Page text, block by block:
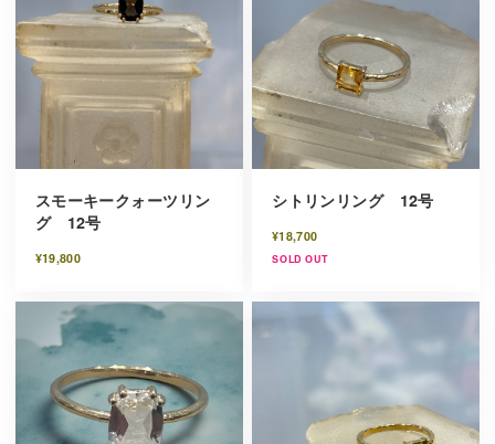
スモーキークォーツリン
グ 12号
¥19,800
シトリンリング 12号
¥18,700
SOLD OUT